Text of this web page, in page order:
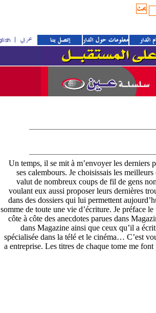
Un temps, il se mit à m’envoyer les derniers
ses calembours. Je choisissais les
valut de nombreux coups de fil de gens
voulant eux aussi proposer leurs dernières
dans des dossiers qui lui permettent
somme de toute une vie d’écriture. Je
côte à côte des anecdotes parues dans
dans Magazine ainsi que ceux qu’il a
spécialisée dans la télé et le cinéma… C’est
a entreprise. Les titres de chaque tome me